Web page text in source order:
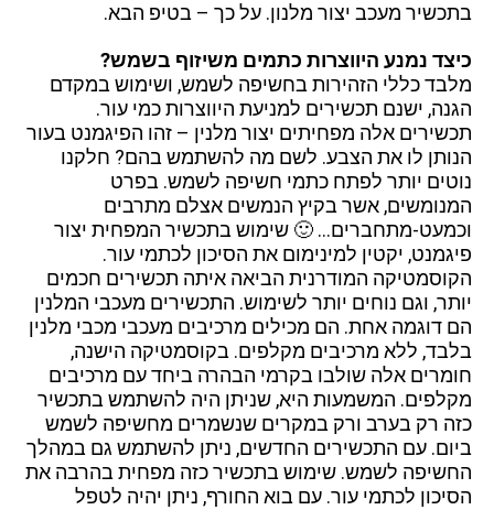
בתכשיר מעכב יצור מלנון. על כך – בטיפ הבא.
כיצד נמנע היווצרות כתמים משיזוף בשמש?
מלבד כללי הזהירות בחשיפה לשמש, ושימוש במקדם
הגנה, ישנם תכשירים למניעת היווצרות כמי עור.
תכשירים אלה מפחיתים יצור מלנין – זהו הפיגמנט בעור
הנותן לו את הצבע. לשם מה להשתמש בהם? חלקנו
נוטים יותר לפתח כתמי חשיפה לשמש. בפרט
המנומשים, אשר בקיץ הנמשים אצלם מתרבים
וכמעט-מתחברים… 🙂 שימוש בתכשיר המפחית יצור
פיגמנט, יקטין למינימום את הסיכון לכתמי עור.
הקוסמטיקה המודרנית הביאה איתה תכשירים חכמים
יותר, וגם נוחים יותר לשימוש. התכשירים מעכבי המלנין
הם דוגמה אחת. הם מכילים מרכיבים מעכבי מכבי מלנין
בלבד, ללא מרכיבים מקלפים. בקוסמטיקה הישנה,
חומרים אלה שולבו בקרמי הבהרה ביחד עם מרכיבים
מקלפים. המשמעות היא, שניתן היה להשתמש בתכשיר
כזה רק בערב ורק במקרים שנשמרים מחשיפה לשמש
ביום. עם התכשירים החדשים, ניתן להשתמש גם במהלך
החשיפה לשמש. שימוש בתכשיר כזה מפחית בהרבה את
הסיכון לכתמי עור. עם בוא החורף, ניתן יהיה לטפל